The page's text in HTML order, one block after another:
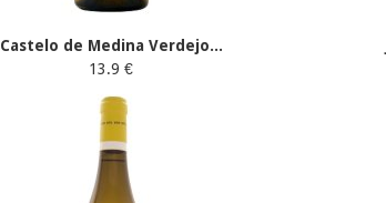
Castelo de Medina Verdejo...
13.9 €